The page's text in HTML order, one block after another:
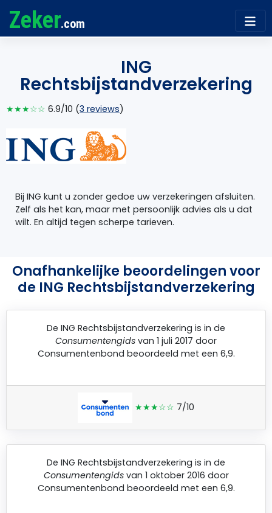
Zeker.com
ING
Rechtsbijstandverzekering
★★★☆☆ 6.9/10 (3 reviews)
Bij ING kunt u zonder gedoe uw verzekeringen afsluiten.
Zelf als het kan, maar met persoonlijk advies als u dat
wilt. En altijd tegen scherpe tarieven.
Onafhankelijke beoordelingen voor
de ING Rechtsbijstandverzekering
De ING Rechtsbijstandverzekering is in de
Consumentengids van 1 juli 2017 door
Consumentenbond beoordeeld met een 6,9.
★★★☆☆ 7/10
De ING Rechtsbijstandverzekering is in de
Consumentengidsvan 1 oktober 2016 door
Consumentenbond beoordeeld met een 6,9.